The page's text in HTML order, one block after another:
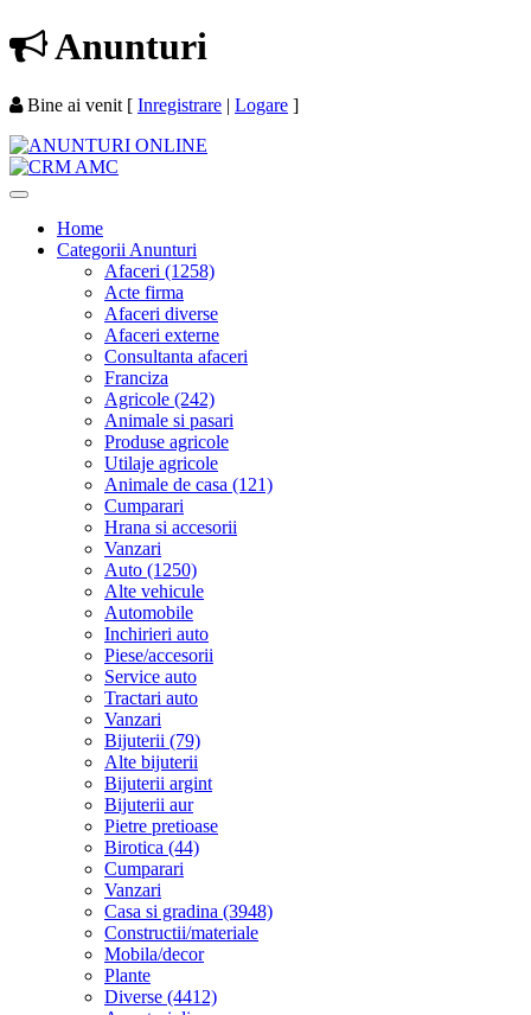
Anunturi
Bine ai venit [ Inregistrare | Logare ]
Home
Categorii Anunturi
Afaceri (1258)
Acte firma
Afaceri diverse
Afaceri externe
Consultanta afaceri
Franciza
Agricole (242)
Animale si pasari
Produse agricole
Utilaje agricole
Animale de casa (121)
Cumparari
Hrana si accesorii
Vanzari
Auto (1250)
Alte vehicule
Automobile
Inchirieri auto
Piese/accesorii
Service auto
Tractari auto
Vanzari
Bijuterii (79)
Alte bijuterii
Bijuterii argint
Bijuterii aur
Pietre pretioase
Birotica (44)
Cumparari
Vanzari
Casa si gradina (3948)
Constructii/materiale
Mobila/decor
Plante
Diverse (4412)